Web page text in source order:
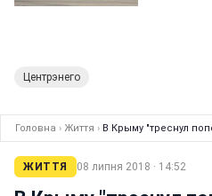
Центрэнего
Головна › Життя › В Крыму "треснул
ЖИТТЯ 08 липня 2018 · 14:52